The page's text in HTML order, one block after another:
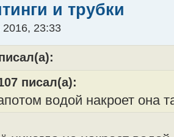
и трубки
2016, 23:33
писал(а):
водой накроет она